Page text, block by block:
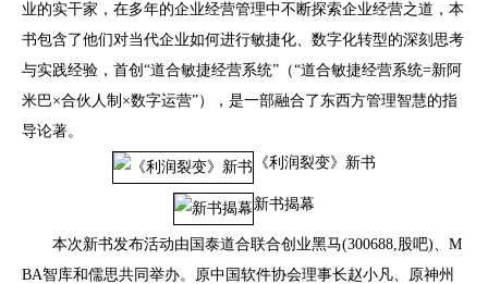
业的实干家，在多年的企业经营管理中不断探索企业经营之道，本
书包含了他们对当代企业如何进行敏捷化、数字化转型的深刻思考
与实践经验，首创“道合敏捷经营系统”（“道合敏捷经营系统=新阿
米巴×合伙人制×数字运营”），是一部融合了东西方管理智慧的指
导论著。
《利润裂变》新书
新书揭幕
本次新书发布活动由国泰道合联合创业黑马(300688,股吧)、M
BA智库和儒思共同举办。原中国软件协会理事长赵小凡、原神州